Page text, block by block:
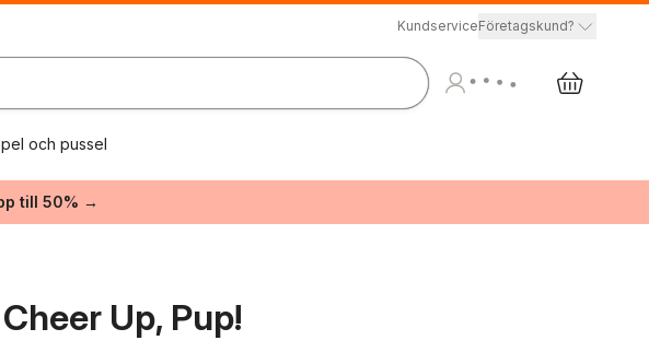
KundserviceFöretagskund?
och pussel
till 50% →
Up, Pup!